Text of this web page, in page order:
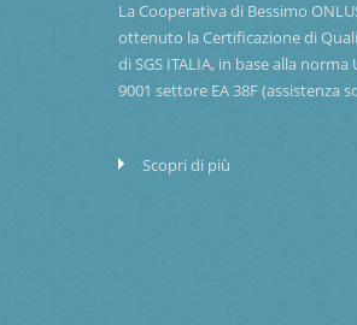
La Cooperativa di Bessimo
ottenuto la Certificazione di
di SGS ITALIA, in base alla norma
9001 settore EA 38F (assistenza
Scopri di più